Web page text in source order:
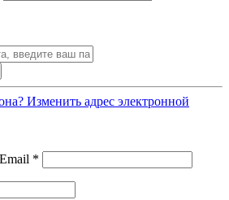
Изменить адрес электронной
*